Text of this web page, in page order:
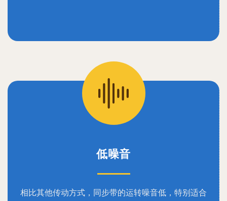
低噪音
相比其他传动方式，同步带的运转噪音低，特别适合